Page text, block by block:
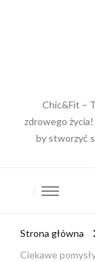
Chic&Fit –
zdrowego
by stworzyć
Strona główna
Ciekawe